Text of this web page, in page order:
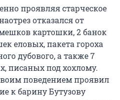
проявляя старческое
отказался от
картошки, 2 банок
еловых, пакета гороха
дубового, а также 7
писаных под хохлому.
поведением проявил
к барину Бутузову